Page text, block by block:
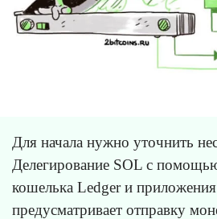
Для начала нужно уточнить
Делегирование SOL с
кошелька Ledger и
предусматривает отправку